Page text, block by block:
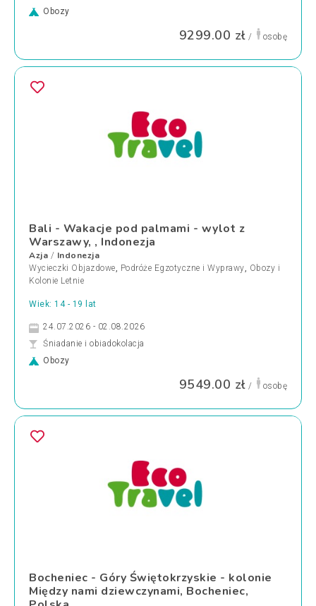
Obozy
9299.00 zł / osobę
Bali - Wakacje pod palmami - wylot z
Warszawy, , Indonezja
Azja / Indonezja
Wycieczki Objazdowe, Podróże Egzotyczne i Wyprawy, Obozy i
Kolonie Letnie
Wiek: 14 - 19 lat
24.07.2026 - 02.08.2026
Śniadanie i obiadokolacja
Obozy
9549.00 zł / osobę
Bocheniec - Góry Świętokrzyskie - kolonie
Między nami dziewczynami, Bocheniec,